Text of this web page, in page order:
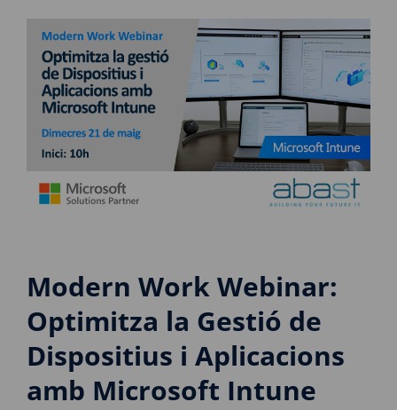
Modern Work Webinar:
Optimitza la Gestió de
Dispositius i Aplicacions
amb Microsoft Intune